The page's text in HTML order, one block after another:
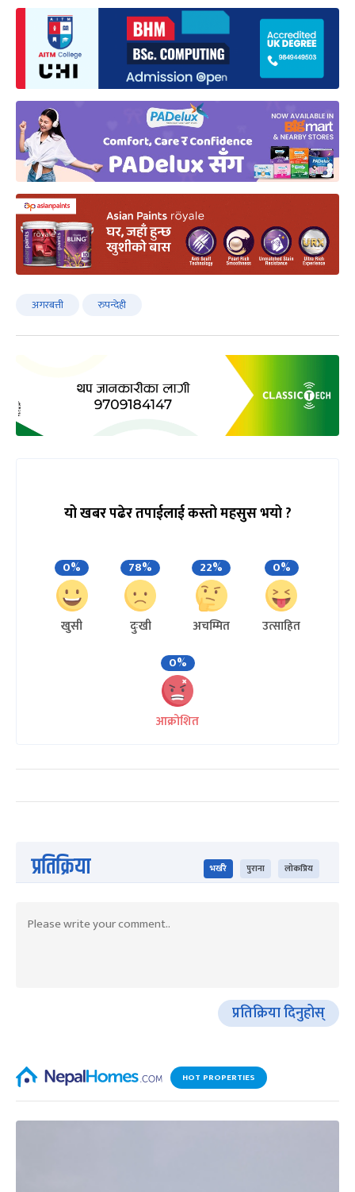
अगरबत्ती रुपन्देही
यो खबर पढेर तपाईलाई कस्तो महसुस भयो ?
0%
खुसी
78%
दुःखी
22%
अचम्मित
0%
उत्साहित
0%
आक्रोशित
प्रतिक्रिया भर्खरै पुराना लोकप्रिय
प्रतिक्रिया दिनुहोस्
HOT PROPERTIES